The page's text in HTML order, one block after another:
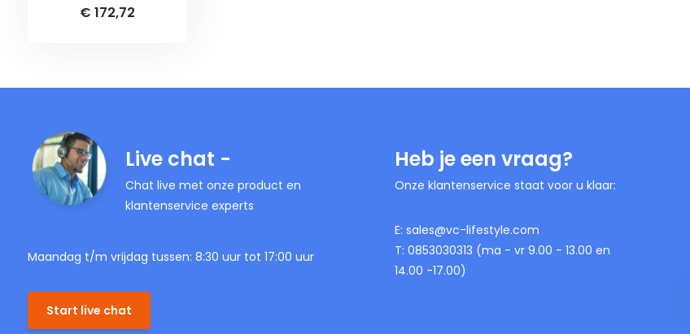
€ 172,72
Live chat -
Chat live met onze product en
klantenservice experts
Maandag t/m vrijdag tussen: 8:30 uur tot 17:00 uur
Start live chat
Heb je een vraag?
Onze klantenservice staat voor u klaar:
E: sales@vc-lifestyle.com
T: 0853030313 (ma - vr 9.00 - 13.00 en
14.00 -17.00)